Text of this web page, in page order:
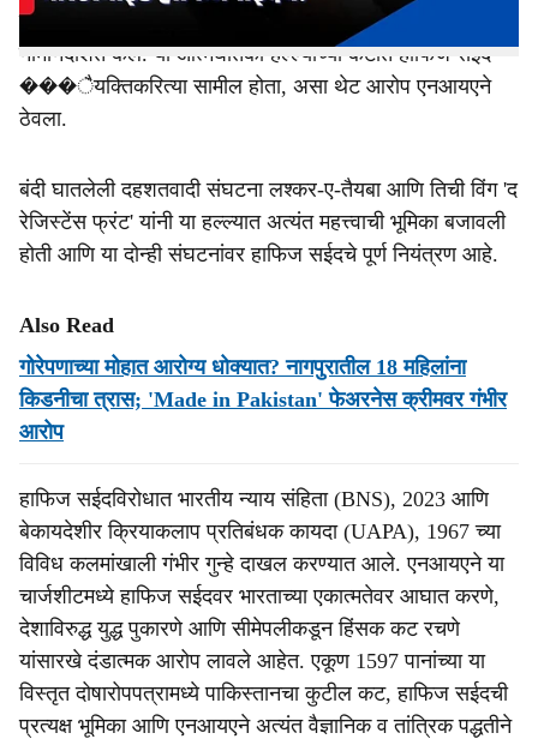
कुख्यात दहशतवादी हाफिज सईद याला मुख्य आरोपी म्हणून
नामनिर्देशित केले. या आत्मघातकी हल्ल्याच्या कटात हाफिज सईद
���ैयक्तिकरित्या सामील होता, असा थेट आरोप एनआयएने
ठेवला.
बंदी घातलेली दहशतवादी संघटना लश्कर-ए-तैयबा आणि तिची विंग 'द
रेजिस्टेंस फ्रंट' यांनी या हल्ल्यात अत्यंत महत्त्वाची भूमिका बजावली
होती आणि या दोन्ही संघटनांवर हाफिज सईदचे पूर्ण नियंत्रण आहे.
Also Read
गोरेपणाच्या मोहात आरोग्य धोक्यात? नागपुरातील 18 महिलांना
किडनीचा त्रास; 'Made in Pakistan' फेअरनेस क्रीमवर गंभीर
आरोप
हाफिज सईदविरोधात भारतीय न्याय संहिता (BNS), 2023 आणि
बेकायदेशीर क्रियाकलाप प्रतिबंधक कायदा (UAPA), 1967 च्या
विविध कलमांखाली गंभीर गुन्हे दाखल करण्यात आले. एनआयएने या
चार्जशीटमध्ये हाफिज सईदवर भारताच्या एकात्मतेवर आघात करणे,
देशाविरुद्ध युद्ध पुकारणे आणि सीमेपलीकडून हिंसक कट रचणे
यांसारखे दंडात्मक आरोप लावले आहेत. एकूण 1597 पानांच्या या
विस्तृत दोषारोपपत्रामध्ये पाकिस्तानचा कुटील कट, हाफिज सईदची
प्रत्यक्ष भूमिका आणि एनआयएने अत्यंत वैज्ञानिक व तांत्रिक पद्धतीने